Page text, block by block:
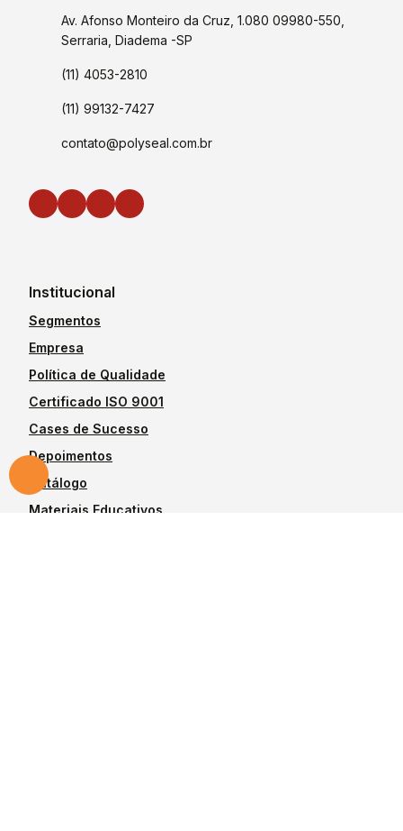
Av. Afonso Monteiro da Cruz, 1.080 09980-550,
Serraria, Diadema -SP
(11) 4053-2810
(11) 99132-7427
contato@polyseal.com.br
Institucional
Segmentos
Empresa
Política de Qualidade
Certificado ISO 9001
Cases de Sucesso
Depoimentos
Catálogo
Materiais Educativos